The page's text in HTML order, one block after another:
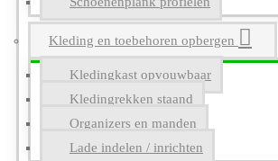
Kleding en toebehoren opbergen
Kledingkast opvouwbaar
Kledingrekken staand
Organizers en manden
Lade indelen / inrichten